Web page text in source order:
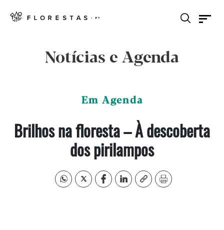
Notícias e Agenda
Em Agenda
Brilhos na floresta – À descoberta
dos pirilampos